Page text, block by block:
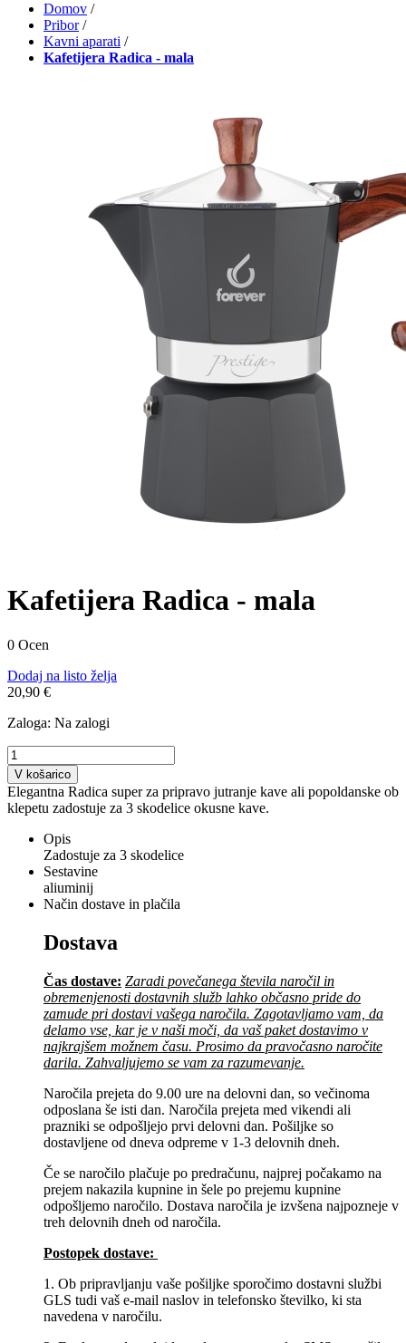
Domov /
Pribor /
Kavni aparati /
Kafetijera Radica - mala
Kafetijera Radica - mala
0 Ocen
Dodaj na listo želja
20,90 €
Zaloga: Na zalogi
V košarico
Elegantna Radica super za pripravo jutranje kave ali popoldanske ob
klepetu zadostuje za 3 skodelice okusne kave.
Opis
Zadostuje za 3 skodelice
Sestavine
aliuminij
Način dostave in plačila
Dostava
Čas dostave: Zaradi povečanega števila naročil in
obremenjenosti dostavnih služb lahko občasno pride do
zamude pri dostavi vašega naročila. Zagotavljamo vam, da
delamo vse, kar je v naši moči, da vaš paket dostavimo v
najkrajšem možnem času. Prosimo da pravočasno naročite
darila. Zahvaljujemo se vam za razumevanje.
Naročila prejeta do 9.00 ure na delovni dan, so večinoma
odposlana še isti dan. Naročila prejeta med vikendi ali
prazniki se odpošljejo prvi delovni dan. Pošiljke so
dostavljene od dneva odpreme v 1-3 delovnih dneh.
Če se naročilo plačuje po predračunu, najprej počakamo na
prejem nakazila kupnine in šele po prejemu kupnine
odpošljemo naročilo. Dostava naročila je izvšena najpozneje v
treh delovnih dneh od naročila.
Postopek dostave:
1. Ob pripravljanju vaše pošiljke sporočimo dostavni službi
GLS tudi vaš e-mail naslov in telefonsko številko, ki sta
navedena v naročilu.